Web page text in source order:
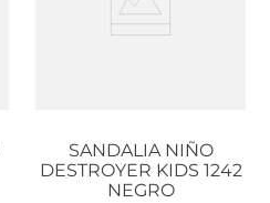
SANDALIA NIÑO
DESTROYER KIDS 1242
NEGRO